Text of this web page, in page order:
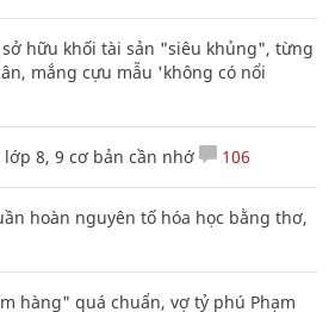
hữu khối tài sản "siêu khủng", từng
mắng cựu mẫu 'không có nổi
lớp 8, 9 cơ bản cần nhớ 106
hoàn nguyên tố hóa học bằng thơ,
hàng" quá chuẩn, vợ tỷ phú Phạm